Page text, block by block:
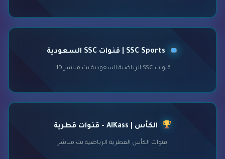
قنوات SSC الرياضية السعودية بث مباشر HD
الكأس | AlKass - قنوات قطرية
قنوات الكأس القطرية الرياضية بث مباشر